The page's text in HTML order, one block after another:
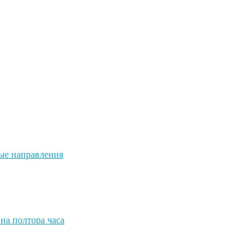
направления
полтора часа